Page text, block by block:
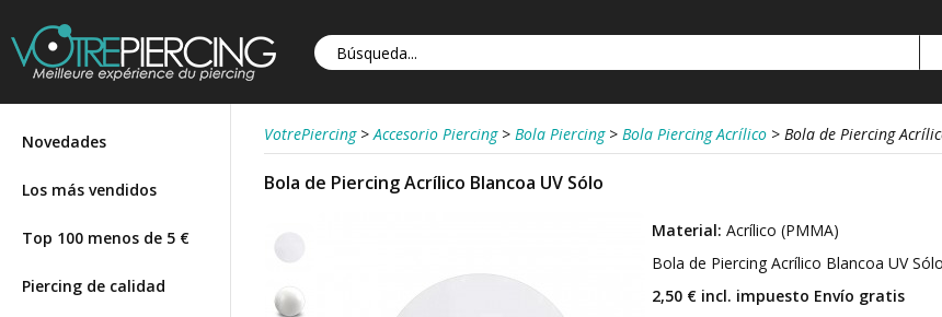
Novedades
Los más vendidos
Top 100 menos de 5 €
Piercing de calidad
VotrePiercing > Accesorio Piercing > Bola Piercing > Bola Piercing Acrílico > Bola de Piercing
Bola de Piercing Acrílico Blancoa UV Sólo
Material: Acrílico (PMMA)
Bola de Piercing Acrílico Blancoa UV Sólo
2,50 € incl. impuesto Envío gratis